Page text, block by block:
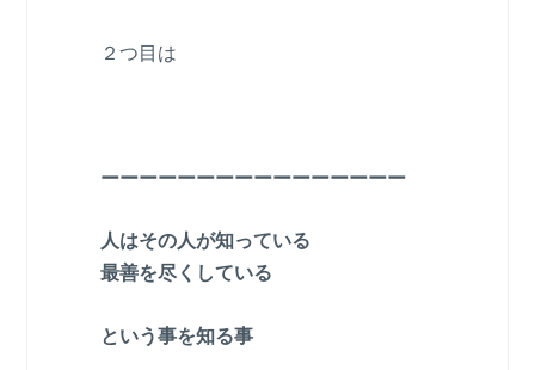
２つ目は
ーーーーーーーーーーーーーーーー
人はその人が知っている
最善を尽くしている
という事を知る事